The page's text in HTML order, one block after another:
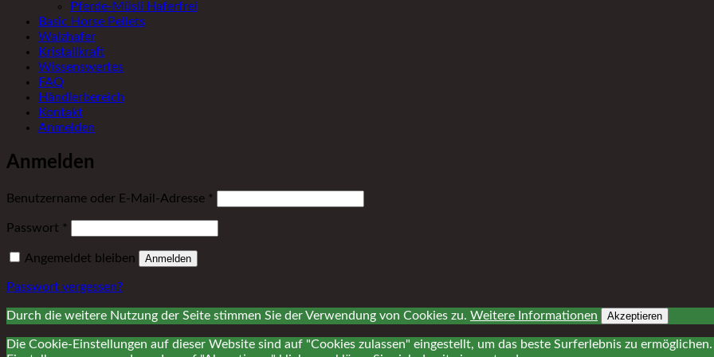
Pferde-Müsli Haferfrei
Basic Horse Pellets
Walzhafer
Kristallkraft
Wissenswertes
FAQ
Händlerbereich
Kontakt
Anmelden
Anmelden
Benutzername oder E-Mail-Adresse *
Passwort *
Angemeldet bleiben Anmelden
Passwort vergessen?
Durch die weitere Nutzung der Seite stimmen Sie der Verwendung von Cookies zu. Weitere Informationen Akzeptieren
Die Cookie-Einstellungen auf dieser Website sind auf "Cookies zulassen" eingestellt, um das beste Surferlebnis zu